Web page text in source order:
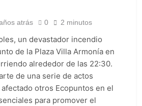
atrás 0 2 minutos
un devastador incendio
de la Plaza Villa Armonía en
alrededor de las 22:30.
de una serie de actos
otros Ecopuntos en el
para promover el